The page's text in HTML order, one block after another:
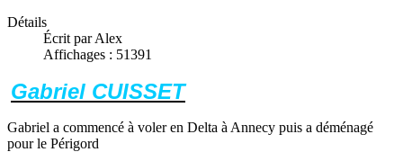
Détails
Écrit par Alex
Affichages : 51391
Gabriel CUISSET
Gabriel a commencé à voler en Delta à Annecy puis a déménagé
pour le Périgord